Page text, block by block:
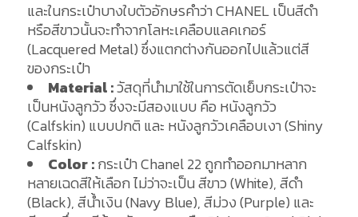
และในกระเป๋าบางใบตัวอักษรคำว่า CHANEL เป็นสีดำ
หรือสีขาวนั้นจะทำจากโลหะเคลือบแลคเกอร์
(Lacquered Metal) ซึ่งแตกต่างกันออกไปแล้วแต่สี
ของกระเป๋า
Material :วัสดุที่นำมาใช้ในการตัดเย็บกระเป๋าจะ
เป็นหนังลูกวัว ซึ่งจะมีสองแบบ คือ หนังลูกวัว
(Calfskin) แบบปกติ และ หนังลูกวัวเคลือบเงา (Shiny
Calfskin)
Color :กระเป๋า Chanel 22 ถูกทำออกมาหลาก
หลายเฉดสีให้เลือก ไม่ว่าจะเป็น สีขาว (White), สีดำ
(Black), สีน้ำเงิน (Navy Blue), สีม่วง (Purple) และ